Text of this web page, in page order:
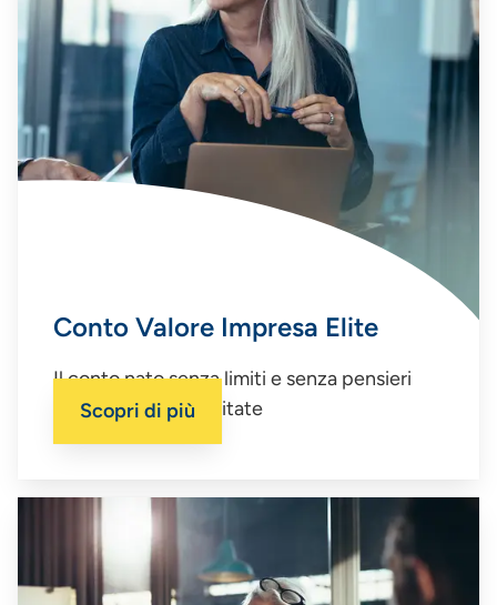
Conto Valore Impresa Elite
Il conto nato senza limiti e senza pensieri
con operazioni illimitate
Scopri di più